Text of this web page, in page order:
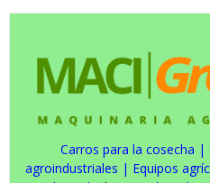
Carros para la cosecha |
agroindustriales | Equipos